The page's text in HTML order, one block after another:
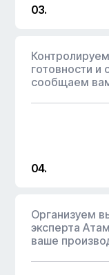
готовности и
сообщаем
Организуем
эксперта
ваше
03.
04.